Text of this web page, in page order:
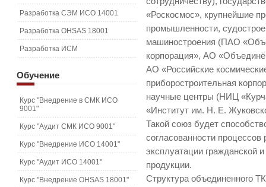
«Роскосмос», крупнейшие
промышленности,
машиностроения (ПАО
корпорация», АО
АО «Российские
приборостроительная
научные центры (НИЦ
«Институт им. Н. Е.
Такой союз будет
согласованности процессов
эксплуатации гражданской
продукции.
Структура объединенного
Разработка СЭМ ИСО 14001
Разработка OHSAS 18001
Разработка ИСМ
Обучение
Курс "Внедрение в СМК ИСО
9001"
Курс "Аудит СМК ИСО 9001"
Курс "Внедрение ИСО 14001"
Курс "Аудит ИСО 14001"
Курс "Внедрение OHSAS 18001"